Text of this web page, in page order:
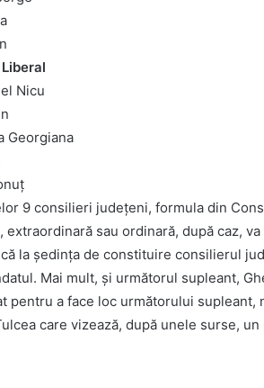
Nicu
Georgiana
9 consilieri județeni, formula din
extraordinară sau ordinară, după caz,
la ședința de constituire consilierul
Mai mult, și următorul supleant,
pentru a face loc următorului
care vizează, după unele surse,